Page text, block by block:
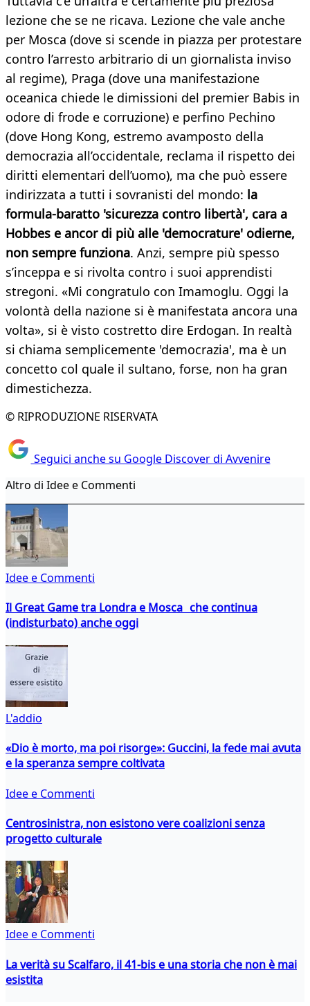
lezione che se ne ricava. Lezione che vale anche
per Mosca (dove si scende in piazza per protestare
contro l’arresto arbitrario di un giornalista inviso
al regime), Praga (dove una manifestazione
oceanica chiede le dimissioni del premier Babis in
odore di frode e corruzione) e perfino Pechino
(dove Hong Kong, estremo avamposto della
democrazia all’occidentale, reclama il rispetto dei
diritti elementari dell’uomo), ma che può essere
indirizzata a tutti i sovranisti del mondo: la
formula-baratto 'sicurezza contro libertà', cara a
Hobbes e ancor di più alle 'democrature' odierne,
non sempre funziona. Anzi, sempre più spesso
s’inceppa e si rivolta contro i suoi apprendisti
stregoni. «Mi congratulo con Imamoglu. Oggi la
volontà della nazione si è manifestata ancora una
volta», si è visto costretto dire Erdogan. In realtà
si chiama semplicemente 'democrazia', ma è un
concetto col quale il sultano, forse, non ha gran
dimestichezza.
© RIPRODUZIONE RISERVATA
Seguici anche su Google Discover di Avvenire
Altro di Idee e Commenti
Idee e Commenti
Il Great Game tra Londra e Mosca che continua
(indisturbato) anche oggi
L'addio
«Dio è morto, ma poi risorge»: Guccini, la fede mai avuta
e la speranza sempre coltivata
Idee e Commenti
Centrosinistra, non esistono vere coalizioni senza
progetto culturale
Idee e Commenti
La verità su Scalfaro, il 41-bis e una storia che non è mai
esistita